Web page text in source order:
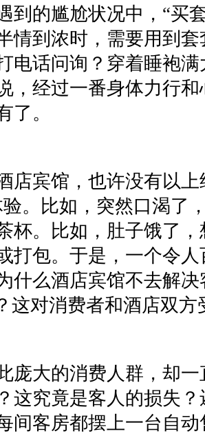
到的尴尬状况中，“买
情到浓时，需要用到
电话问询？穿着睡袍
，经过一番身体力行
了。
店宾馆，也许没有以
验。比如，突然口渴了
杯。比如，肚子饿了
打包。于是，一个令
什么酒店宾馆不去解决
这对消费者和酒店双
庞大的消费人群，却
这究竟是客人的损失
间客房都摆上一台自